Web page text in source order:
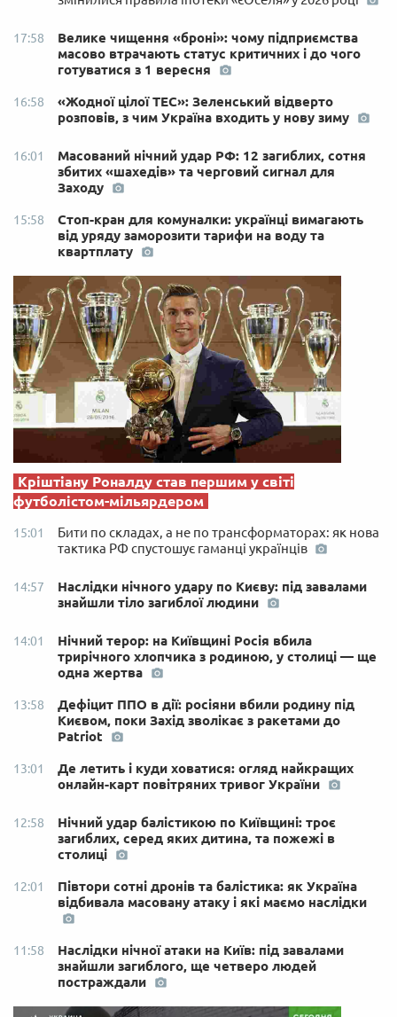
17:58
Велике чищення «броні»: чому підприємства
масово втрачають статус критичних і до чого
готуватися з 1 вересня
16:58
«Жодної цілої ТЕС»: Зеленський відверто
розповів, з чим Україна входить у нову зиму
16:01
Масований нічний удар РФ: 12 загиблих, сотня
збитих «шахедів» та черговий сигнал для
Заходу
15:58
Стоп-кран для комуналки: українці вимагають
від уряду заморозити тарифи на воду та
квартплату
Кріштіану Роналду став першим у світі
футболістом-мільярдером
15:01
Бити по складах, а не по трансформаторах: як нова
тактика РФ спустошує гаманці українців
14:57
Наслідки нічного удару по Києву: під завалами
знайшли тіло загиблої людини
14:01
Нічний терор: на Київщині Росія вбила
трирічного хлопчика з родиною, у столиці — ще
одна жертва
13:58
Дефіцит ППО в дії: росіяни вбили родину під
Києвом, поки Захід зволікає з ракетами до
Patriot
13:01
Де летить і куди ховатися: огляд найкращих
онлайн-карт повітряних тривог України
12:58
Нічний удар балістикою по Київщині: троє
загиблих, серед яких дитина, та пожежі в
столиці
12:01
Півтори сотні дронів та балістика: як Україна
відбивала масовану атаку і які маємо наслідки
11:58
Наслідки нічної атаки на Київ: під завалами
знайшли загиблого, ще четверо людей
постраждали